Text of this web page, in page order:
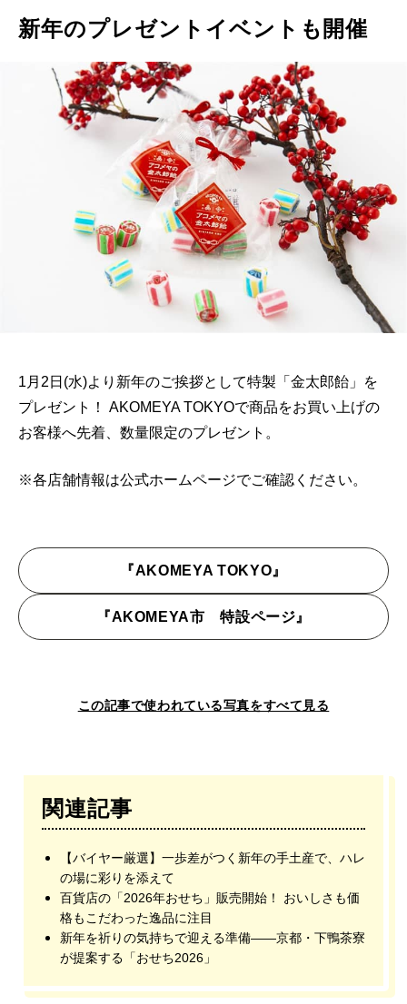
新年のプレゼントイベントも開催
1月2日(水)より新年のご挨拶として特製「金太郎飴」を
プレゼント！ AKOMEYA TOKYOで商品をお買い上げの
お客様へ先着、数量限定のプレゼント。
※各店舗情報は公式ホームページでご確認ください。
『AKOMEYA TOKYO』
『AKOMEYA市 特設ページ』
この記事で使われている写真をすべて見る
関連記事
【バイヤー厳選】一歩差がつく新年の手土産で、ハレ
の場に彩りを添えて
百貨店の「2026年おせち」販売開始！ おいしさも価
格もこだわった逸品に注目
新年を祈りの気持ちで迎える準備——京都・下鴨茶寮
が提案する「おせち2026」